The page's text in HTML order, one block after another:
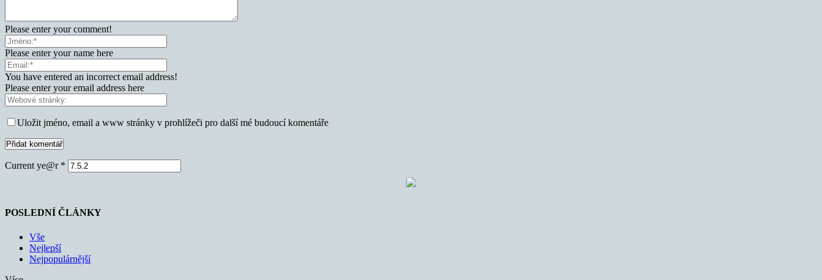
Please enter your comment!
Please enter your name here
You have entered an incorrect email address!
Please enter your email address here
Uložit jméno, email a www stránky v prohlížeči pro další mé budoucí komentáře
Current ye@r *
POSLEDNÍ ČLÁNKY
Vše
Nejlepší
Nejpopulárnější